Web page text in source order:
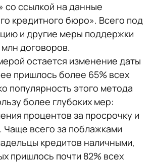
со ссылкой на данные
кредитного бюро». Всего под
и другие меры поддержки
договоров.
остается изменение даты
пришлось более 65% всех
популярность этого метода
более глубоких мер:
процентов за просрочку и
Чаще всего за поблажками
кредитов наличными,
пришлось почти 82% всех